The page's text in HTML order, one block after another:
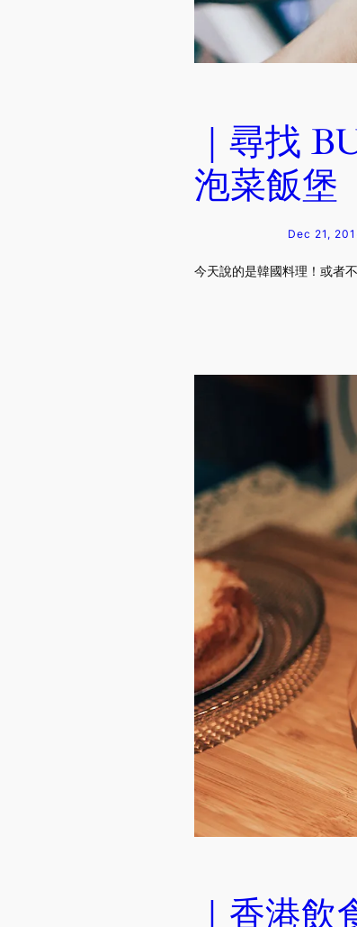
｜尋找
泡菜飯堡
Dec 21,
今天說的是韓國料理！或者
｜香港